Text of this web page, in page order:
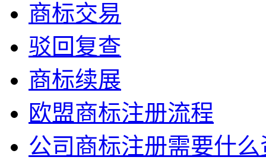
商标交易
驳回复查
商标续展
欧盟商标注册流程
公司商标注册需要什么